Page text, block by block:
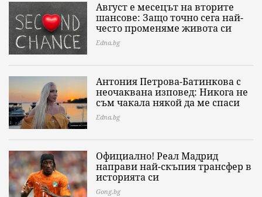
Август е месецът на вторите
шансове: Защо точно сега най-
често променяме живота си
Edna.bg
Антония Петрова-Батинкова с
неочаквана изповед: Никога не
съм чакала някой да ме спаси
Edna.bg
Официално! Реал Мадрид
направи най-скъпия трансфер в
историята си
Gong.bg